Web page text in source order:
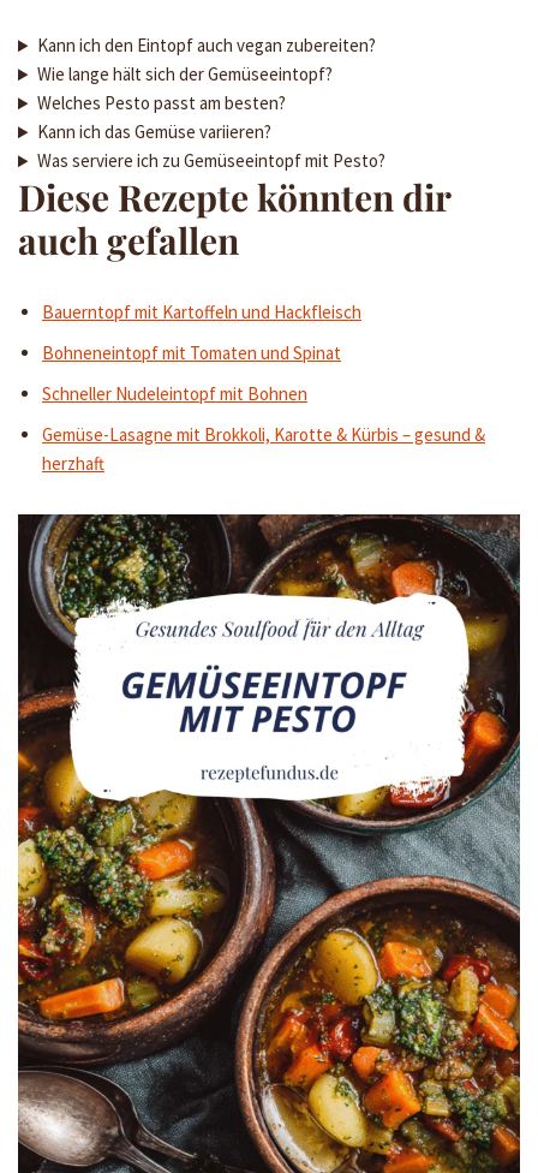
Kann ich den Eintopf auch vegan zubereiten?
Wie lange hält sich der Gemüseeintopf?
Welches Pesto passt am besten?
Kann ich das Gemüse variieren?
Was serviere ich zu Gemüseeintopf mit Pesto?
Diese Rezepte könnten dir
auch gefallen
Bauerntopf mit Kartoffeln und Hackfleisch
Bohneneintopf mit Tomaten und Spinat
Schneller Nudeleintopf mit Bohnen
Gemüse-Lasagne mit Brokkoli, Karotte & Kürbis – gesund &
herzhaft